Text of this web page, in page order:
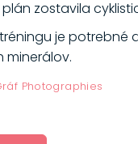
zostavila
je potrebné
Photographies